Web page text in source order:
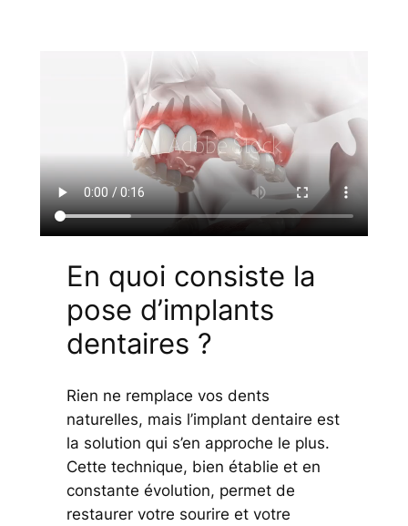
En quoi consiste la
pose d’implants
dentaires ?
Rien ne remplace vos dents
naturelles, mais l’implant dentaire est
la solution qui s’en approche le plus.
Cette technique, bien établie et en
constante évolution, permet de
restaurer votre sourire et votre